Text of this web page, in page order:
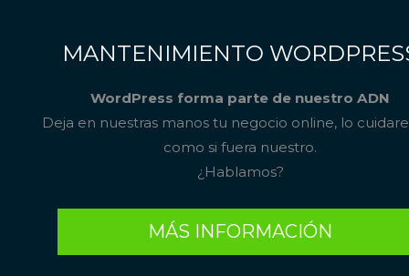
MANTENIMIENTO
WordPress forma parte de nuestro ADN
Deja en nuestras manos tu negocio online, lo
como si fuera nuestro.
¿Hablamos?
MÁS INFORMACIÓN